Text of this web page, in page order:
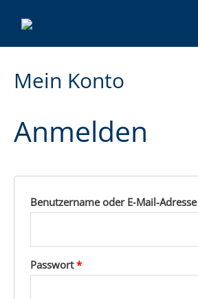
Mein Kon­to
Anmel­den
Benut­zer­na­me oder E‑Mail-Adres­se
Pass­wort*